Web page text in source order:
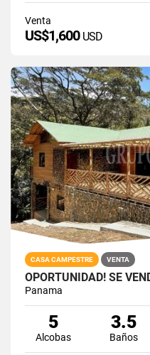
Venta
US$1,600 USD
CASA CAMPESTRE VENTA
Panama
5
Alcobas
3.5
Baños